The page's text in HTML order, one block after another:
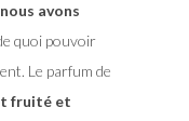
nous avons
de quoi pouvoir
Le parfum de
fruité et